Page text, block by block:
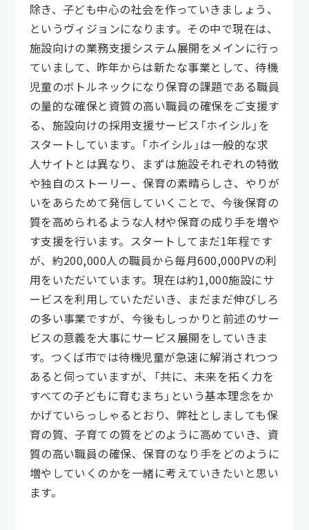
除き、子ども中心の社会を作っていきましょう、
というヴィジョンになります。その中で現在は、
施設向けの業務支援システム展開をメインに行っ
ていまして、昨年からは新たな事業として、待機
児童のボトルネックになり保育の課題である職員
の量的な確保と資質の高い職員の確保をご支援す
る、施設向けの採用支援サービス「ホイシル」を
スタートしています。「ホイシル」は一般的な求
人サイトとは異なり、まずは施設それぞれの特徴
や独自のストーリー、保育の素晴らしさ、やりが
いをあらためて発信していくことで、今後保育の
質を高められるような人材や保育の成り手を増や
す支援を行います。スタートしてまだ1年程です
が、約200,000人の職員から毎月600,000PVの利
用をいただいています。現在は約1,000施設にサ
ービスを利用していただいき、まだまだ伸びしろ
の多い事業ですが、今後もしっかりと前述のサー
ビスの意義を大事にサービス展開をしていきま
す。つくば市では待機児童が急速に解消されつつ
あると伺っていますが、「共に、未来を拓く力を
すべての子どもに育むまち」という基本理念をか
かげていらっしゃるとおり、弊社としましても保
育の質、子育ての質をどのように高めていき、資
質の高い職員の確保、保育のなり手をどのように
増やしていくのかを一緒に考えていきたいと思い
ます。